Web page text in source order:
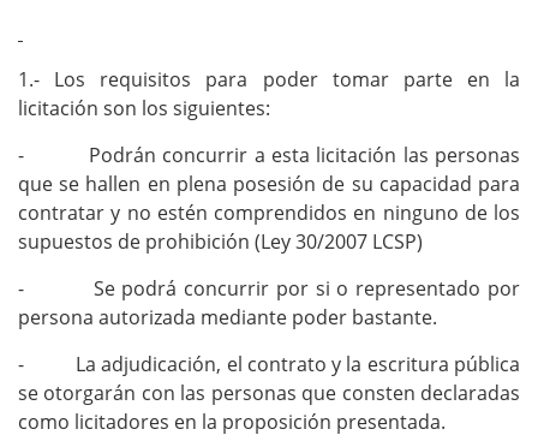
1.- Los requisitos para poder tomar parte en la
licitación son los siguientes:
- Podrán concurrir a esta licitación las personas
que se hallen en plena posesión de su capacidad para
contratar y no estén comprendidos en ninguno de los
supuestos de prohibición (Ley 30/2007 LCSP)
- Se podrá concurrir por si o representado por
persona autorizada mediante poder bastante.
- La adjudicación, el contrato y la escritura pública
se otorgarán con las personas que consten declaradas
como licitadores en la proposición presentada.